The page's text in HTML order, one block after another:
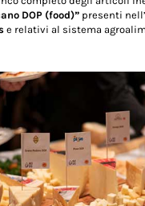
DOP (food)” presenti
e relativi al sistema